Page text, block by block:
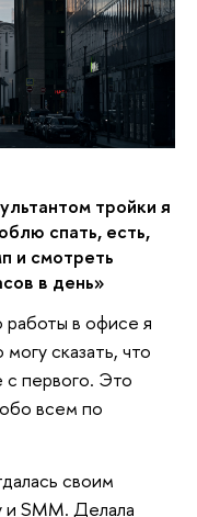
тройки я
спать, есть,
и смотреть
в день»
работы в офисе я
сказать, что
с первого. Это
всем по
своим
и SMM. Делала